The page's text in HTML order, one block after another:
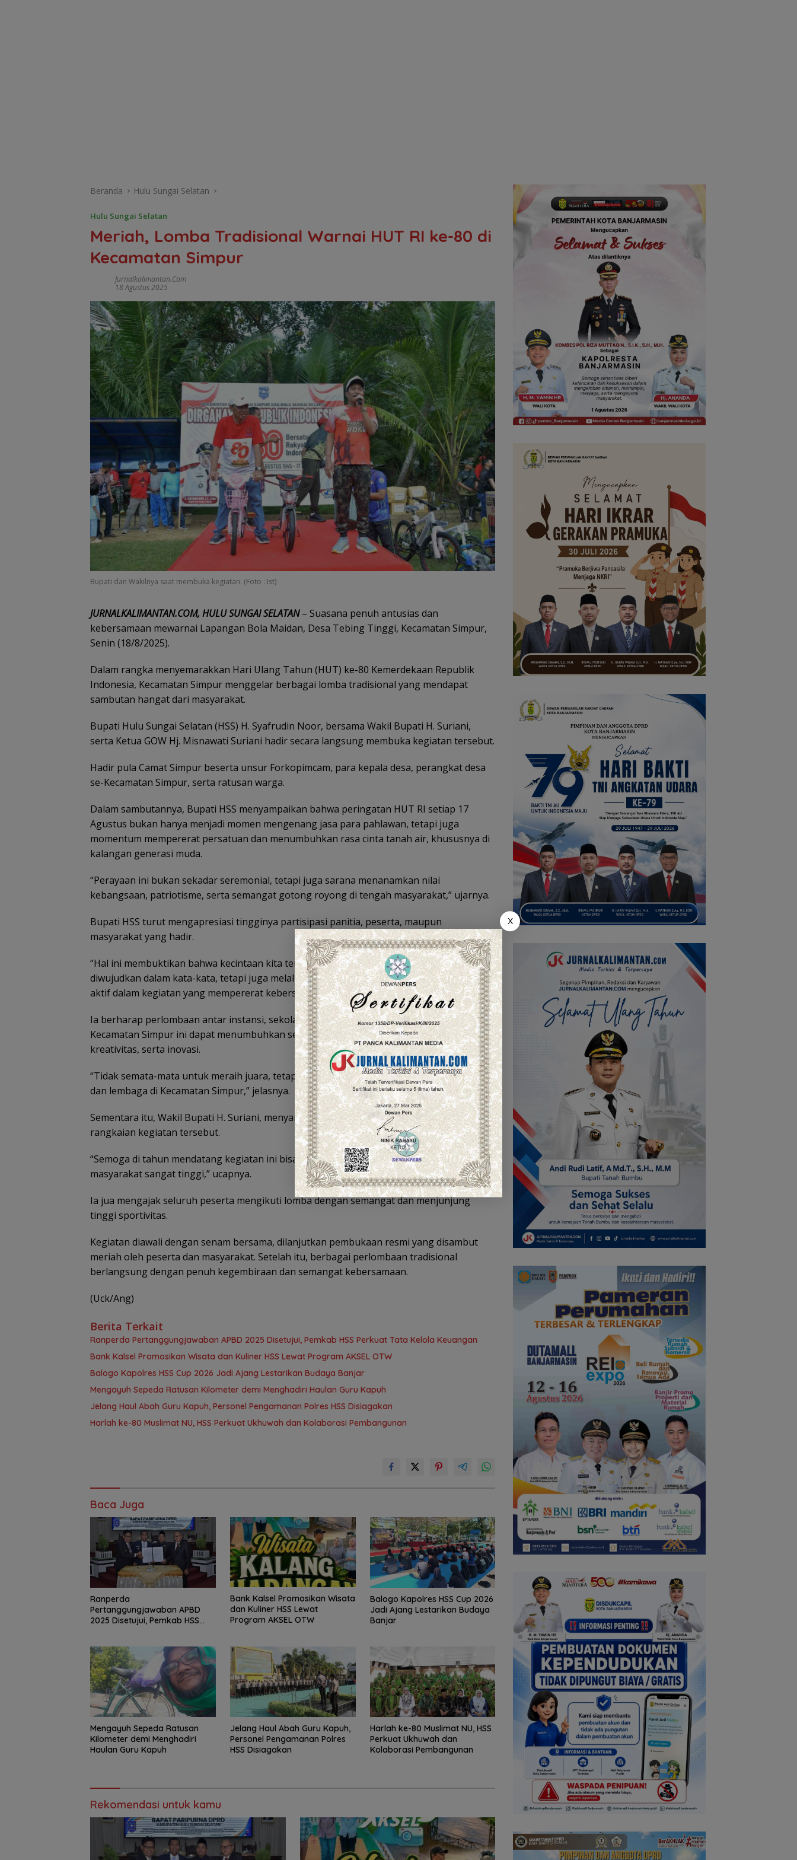
Beranda Hulu Sungai Selatan
Hulu Sungai Selatan
Meriah, Lomba Tradisional Warnai HUT RI ke-80 di
Kecamatan Simpur
Jurnalkalimantan.com
18 Agustus 2025
Bupati dan Wakilnya saat membuka kegiatan. (Foto : Ist)
JURNALKALIMANTAN.COM, HULU SUNGAI SELATAN– Suasana penuh antusias dan
kebersamaan mewarnai Lapangan Bola Maidan, Desa Tebing Tinggi, Kecamatan Simpur,
Senin (18/8/2025).
Dalam rangka menyemarakkan Hari Ulang Tahun (HUT) ke-80 Kemerdekaan Republik
Indonesia, Kecamatan Simpur menggelar berbagai lomba tradisional yang mendapat
sambutan hangat dari masyarakat.
Bupati Hulu Sungai Selatan (HSS) H. Syafrudin Noor, bersama Wakil Bupati H. Suriani,
serta Ketua GOW Hj. Misnawati Suriani hadir secara langsung membuka kegiatan tersebut.
Hadir pula Camat Simpur beserta unsur Forkopimcam, para kepala desa, perangkat desa
se-Kecamatan Simpur, serta ratusan warga.
Dalam sambutannya, Bupati HSS menyampaikan bahwa peringatan HUT RI setiap 17
Agustus bukan hanya menjadi momen mengenang jasa para pahlawan, tetapi juga
momentum mempererat persatuan dan menumbuhkan rasa cinta tanah air, khususnya di
kalangan generasi muda.
“Perayaan ini bukan sekadar seremonial, tetapi juga sarana menanamkan nilai
kebangsaan, patriotisme, serta semangat gotong royong di tengah masyarakat,” ujarnya.
Bupati HSS turut mengapresiasi tingginya partisipasi panitia, peserta, maupun
masyarakat yang hadir.
“Hal ini membuktikan bahwa kecintaan kita terhadap bangsa dan negara tidak hanya
diwujudkan dalam kata-kata, tetapi juga melalui aksi nyata, kerja sama, dan partisipasi
aktif dalam kegiatan yang mempererat kebersamaan,” tambahnya.
Ia berharap perlombaan antar instansi, sekolah, dan desa yang diselenggarakan
Kecamatan Simpur ini dapat menumbuhkan semangat gotong royong, sportivitas,
kreativitas, serta inovasi.
“Tidak semata-mata untuk meraih juara, tetapi juga mempererat silaturahmi antarwarga
dan lembaga di Kecamatan Simpur,” jelasnya.
Sementara itu, Wakil Bupati H. Suriani, menyampaikan apresiasi atas terselenggaranya
rangkaian kegiatan tersebut.
“Semoga di tahun mendatang kegiatan ini bisa lebih meriah, karena antusiasme
masyarakat sangat tinggi,” ucapnya.
Ia jua mengajak seluruh peserta mengikuti lomba dengan semangat dan menjunjung
tinggi sportivitas.
Kegiatan diawali dengan senam bersama, dilanjutkan pembukaan resmi yang disambut
meriah oleh peserta dan masyarakat. Setelah itu, berbagai perlombaan tradisional
berlangsung dengan penuh kegembiraan dan semangat kebersamaan.
(Uck/Ang)
Berita Terkait
Ranperda Pertanggungjawaban APBD 2025 Disetujui, Pemkab HSS Perkuat Tata Kelola Keuangan
Bank Kalsel Promosikan Wisata dan Kuliner HSS Lewat Program AKSEL OTW
Balogo Kapolres HSS Cup 2026 Jadi Ajang Lestarikan Budaya Banjar
Mengayuh Sepeda Ratusan Kilometer demi Menghadiri Haulan Guru Kapuh
Jelang Haul Abah Guru Kapuh, Personel Pengamanan Polres HSS Disiagakan
Harlah ke-80 Muslimat NU, HSS Perkuat Ukhuwah dan Kolaborasi Pembangunan
Baca Juga
Ranperda
Pertanggungjawaban APBD
2025 Disetujui, Pemkab HSS
Bank Kalsel Promosikan Wisata
dan Kuliner HSS Lewat
Program AKSEL OTW
Balogo Kapolres HSS Cup 2026
Jadi Ajang Lestarikan Budaya
Banjar
Mengayuh Sepeda Ratusan
Kilometer demi Menghadiri
Haulan Guru Kapuh
Jelang Haul Abah Guru Kapuh,
Personel Pengamanan Polres
HSS Disiagakan
Harlah ke-80 Muslimat NU, HSS
Perkuat Ukhuwah dan
Kolaborasi Pembangunan
Rekomendasi untuk kamu
X